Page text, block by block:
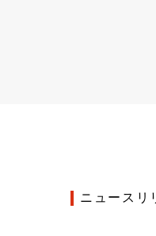
ニュースリ